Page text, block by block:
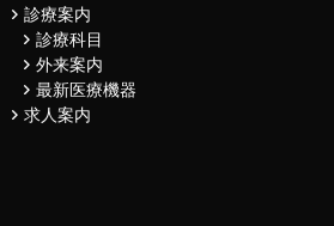
診療案内
診療科目
外来案内
最新医療機器
求人案内